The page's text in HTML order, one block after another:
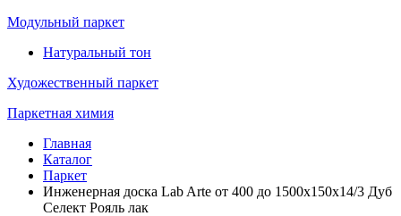
Модульный паркет
Натуральный тон
Художественный паркет
Паркетная химия
Главная
Каталог
Паркет
Инженерная доска Lab Arte от 400 до 1500х150х14/3 Дуб
Селект Рояль лак